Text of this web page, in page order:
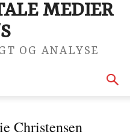
MEDIER
OG ANALYSE
Christensen